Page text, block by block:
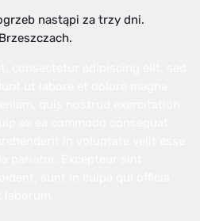
nastąpi za trzy dni.